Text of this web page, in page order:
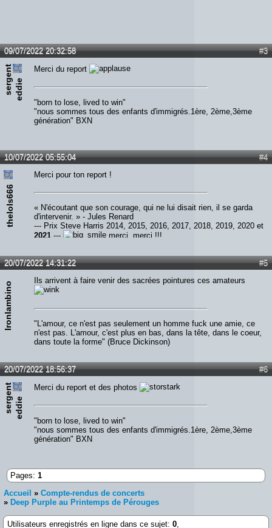
#3
09/07/2022 20:32:58
s
e
rg
e
n
t
e
d
d
ie
Merci du report
"born to lose, lived to win"
"nous sommes tous des enfants d'immigrés.1ère, 2ème,3ème
génération" BXN
#4
10/07/2022 05:55:04
thelols666
Merci pour ton report !
« N'écoutant que son courage, qui ne lui disait rien, il se garda
d'intervenir. » - Jules Renard
--- Prix Steve Harris 2014, 2015, 2016, 2017, 2018, 2019, 2020 et
2021 --- merci, merci !!!
#5
20/07/2022 14:31:22
Ironlambino
Ils arrivent à faire venir des sacrées pointures ces amateurs
"L'amour, ce n'est pas seulement un homme fuck une amie, ce
n'est pas. L'amour, c'est plus en bas, dans la tête, dans le coeur,
dans toute la forme" (Bruce Dickinson)
#6
20/07/2022 18:56:37
s
e
rg
e
n
t
e
d
d
ie
Merci du report et des photos
"born to lose, lived to win"
"nous sommes tous des enfants d'immigrés.1ère, 2ème,3ème
génération" BXN
Pages: 1
Accueil » Compte-rendus de concerts
» Deep Purple au Printemps de Pérouges
Utilisateurs enregistrés en ligne dans ce sujet: 0